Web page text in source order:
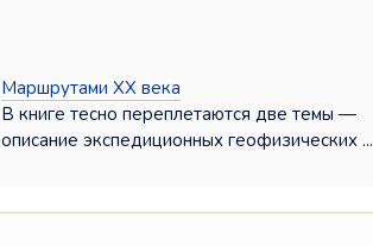
Маршрутами ХХ века
В книге тесно переплетаются две темы —
описание экспедиционных геофизических ...